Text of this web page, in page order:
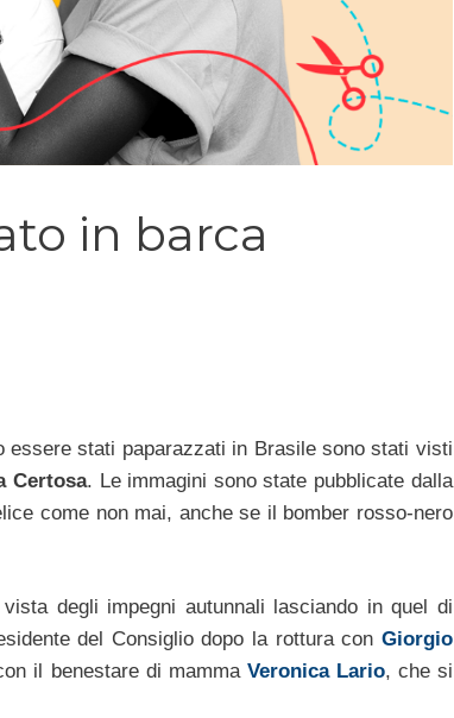
in barca
essere stati paparazzati in Brasile sono stati visti
Certosa. Le immagini sono state pubblicate dalla
come non mai, anche se il bomber rosso-nero
degli impegni autunnali lasciando in quel di
del Consiglio dopo la rottura con Giorgio
il benestare di mamma Veronica Lario, che si